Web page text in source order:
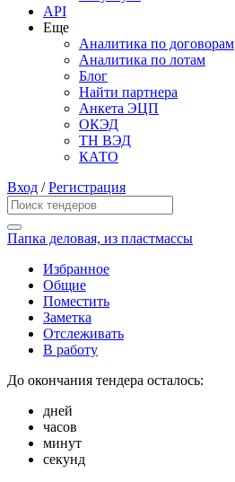
API
Еще
Аналитика по договорам
Аналитика по лотам
Блог
Найти партнера
Анкета ЭЦП
ОКЭД
ТН ВЭД
КАТО
Вход /Регистрация
Папка деловая, из пластмассы
Избранное
Общие
Поместить
Заметка
Отслеживать
В работу
До окончания тендера осталось:
дней
часов
минут
секунд